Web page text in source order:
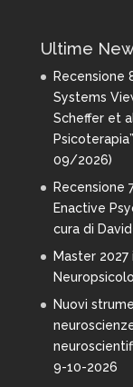
Ultime
Recensione
Systems
Scheffer et
09/2026)
Recensione
Enactive
cura di
Master
Nuovi
9-10-2026